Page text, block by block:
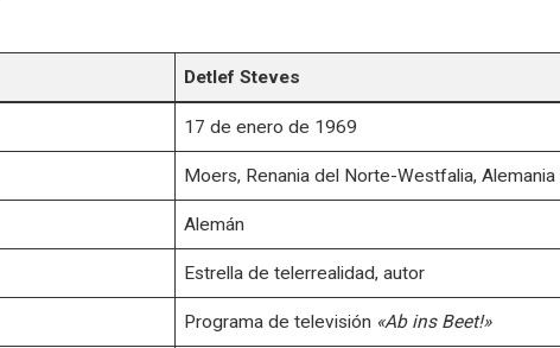
Detlef Steves
17 de enero de 1969
Moers, Renania del Norte-Westfalia, Alemania
Alemán
Estrella de telerrealidad, autor
Programa de televisión «Ab ins Beet!»